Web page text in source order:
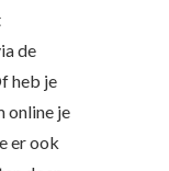
de
heb je
online je
er ook